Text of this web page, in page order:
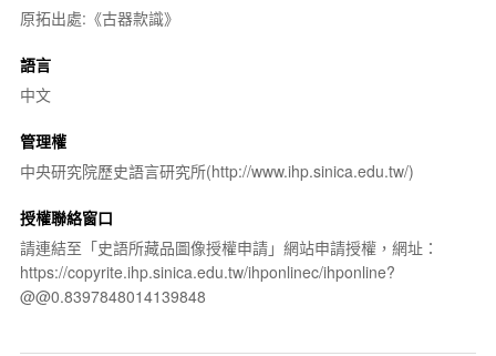
原拓出處:《古器款識》
語言
中文
管理權
中央研究院歷史語言研究所(http://www.ihp.sinica.edu.tw/)
授權聯絡窗口
請連結至「史語所藏品圖像授權申請」網站申請授權，網址：
https://copyrite.ihp.sinica.edu.tw/ihponlinec/ihponline?
@@0.8397848014139848